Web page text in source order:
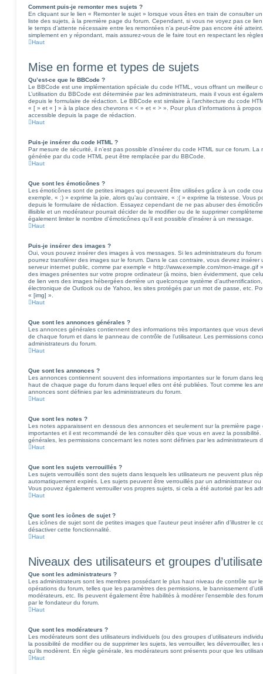
Comment puis-je remonter mes sujets ?
En cliquant sur le lien « Remonter le sujet » lorsque vous êtes en train de consulter
liste des sujets, à la première page du forum. Cependant, si vous ne voyez pas ce
le temps d’attente nécessaire entre les remontées n’a peut-être pas encore été
simplement en y répondant, mais assurez-vous de le faire tout en respectant les
Haut
Mise en forme et types de sujets
Qu’est-ce que le BBCode ?
Le BBCode est une implémentation spéciale du code HTML, vous offrant un meilleur
L’utilisation du BBCode est déterminée par les administrateurs, mais il vous est
depuis le formulaire de rédaction. Le BBCode est similaire à l’architecture du code
« [ » et « ] » à la place des chevrons « < » et « > ». Pour plus d’informations à
accessible depuis la page de rédaction.
Haut
Puis-je insérer du code HTML ?
Par mesure de sécurité, il n’est pas possible d’insérer du code HTML sur ce forum.
générée par du code HTML peut être remplacée par du BBCode.
Haut
Que sont les émoticônes ?
Les émoticônes sont de petites images qui peuvent être utilisées grâce à un code
exemple, « :) » exprime la joie, alors qu’au contraire, « :( » exprime la tristesse. Vous
depuis le formulaire de rédaction. Essayez cependant de ne pas abuser des
illisible et un modérateur pourrait décider de le modifier ou de le supprimer
également limiter le nombre d’émoticônes qu’il est possible d’insérer à un message.
Haut
Puis-je insérer des images ?
Oui, vous pouvez insérer des images à vos messages. Si les administrateurs du
pourrez transférer des images sur le forum. Dans le cas contraire, vous devrez
serveur internet public, comme par exemple « http://www.exemple.com/mon-
des images présentes sur votre propre ordinateur (à moins, bien évidemment, que
de lien vers des images hébergées derrière un quelconque système
électronique de Outlook ou de Yahoo, les sites protégés par un mot de passe, etc.
« [img] ».
Haut
Que sont les annonces générales ?
Les annonces générales contiennent des informations très importantes que vous
de chaque forum et dans le panneau de contrôle de l’utilisateur. Les permissions
administrateurs du forum.
Haut
Que sont les annonces ?
Les annonces contiennent souvent des informations importantes sur le forum dans
haut de chaque page du forum dans lequel elles ont été publiées. Tout comme les
annonces sont définies par les administrateurs du forum.
Haut
Que sont les notes ?
Les notes apparaissent en dessous des annonces et seulement sur la première
importantes et il est recommandé de les consulter dès que vous en avez la
générales, les permissions concernant les notes sont définies par les administrateurs
Haut
Que sont les sujets verrouillés ?
Les sujets verrouillés sont des sujets dans lesquels les utilisateurs ne peuvent plus
automatiquement expirés. Les sujets peuvent être verrouillés par un administrateur
Vous pouvez également verrouiller vos propres sujets, si cela a été autorisé par les
Haut
Que sont les icônes de sujet ?
Les icônes de sujet sont de petites images que l’auteur peut insérer afin d’illustrer le
désactiver cette fonctionnalité.
Haut
Niveaux des utilisateurs et groupes
Que sont les administrateurs ?
Les administrateurs sont les membres possédant le plus haut niveau de contrôle sur
opérations du forum, telles que les paramètres des permissions, le bannissement
modérateurs, etc. Ils peuvent également être habilités à modérer l’ensemble des
par le fondateur du forum.
Haut
Que sont les modérateurs ?
Les modérateurs sont des utilisateurs individuels (ou des groupes d’utilisateurs
la possibilité de modifier ou de supprimer les sujets, les verrouiller, les déverrouiller,
qu’ils modèrent. En règle générale, les modérateurs sont présents pour que les
Haut